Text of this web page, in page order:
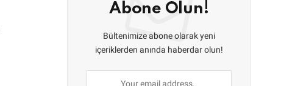
Abone Olun!
Bültenimize abone olarak yeni
içeriklerden anında haberdar olun!